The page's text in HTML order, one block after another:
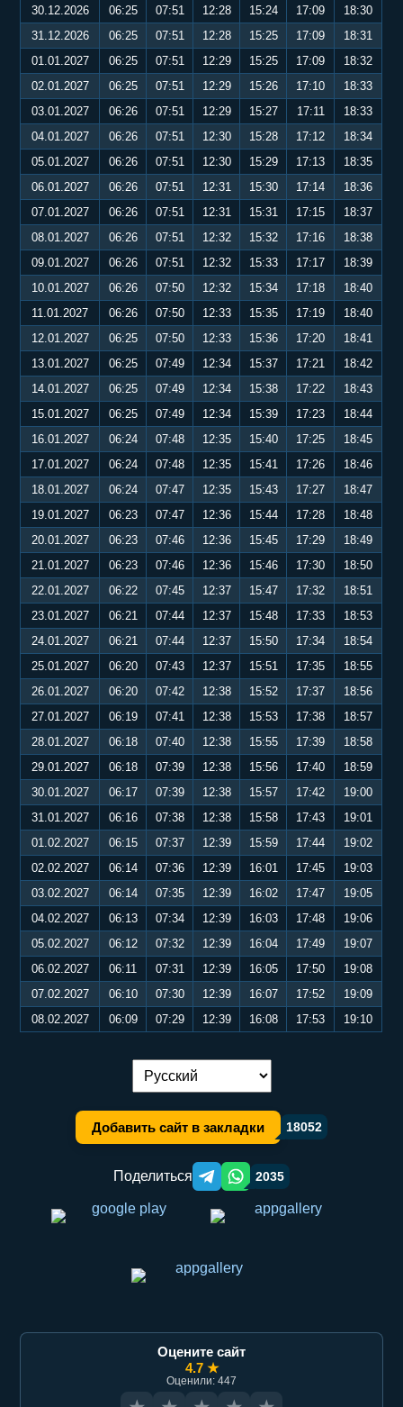
30.12.2026
06:25 07:51 12:28 15:24 17:09
18:30
31.12.2026
06:25 07:51 12:28 15:25 17:09
18:31
01.01.2027
06:25 07:51 12:29 15:25 17:09
18:32
02.01.2027
06:25 07:51 12:29 15:26 17:10
18:33
03.01.2027
06:26 07:51 12:29 15:27 17:11
18:33
04.01.2027
06:26 07:51 12:30 15:28 17:12
18:34
05.01.2027
06:26 07:51 12:30 15:29 17:13
18:35
06.01.2027
06:26 07:51 12:31 15:30 17:14
18:36
07.01.2027
06:26 07:51 12:31 15:31 17:15
18:37
08.01.2027
06:26 07:51 12:32 15:32 17:16
18:38
09.01.2027
06:26 07:51 12:32 15:33 17:17
18:39
10.01.2027
06:26 07:50 12:32 15:34 17:18
18:40
11.01.2027
06:26 07:50 12:33 15:35 17:19
18:40
12.01.2027
06:25 07:50 12:33 15:36 17:20
18:41
13.01.2027
06:25 07:49 12:34 15:37 17:21
18:42
14.01.2027
06:25 07:49 12:34 15:38 17:22
18:43
15.01.2027
06:25 07:49 12:34 15:39 17:23
18:44
16.01.2027
06:24 07:48 12:35 15:40 17:25
18:45
17.01.2027
06:24 07:48 12:35 15:41 17:26
18:46
18.01.2027
06:24 07:47 12:35 15:43 17:27
18:47
19.01.2027
06:23 07:47 12:36 15:44 17:28
18:48
20.01.2027
06:23 07:46 12:36 15:45 17:29
18:49
21.01.2027
06:23 07:46 12:36 15:46 17:30
18:50
22.01.2027
06:22 07:45 12:37 15:47 17:32
18:51
23.01.2027
06:21 07:44 12:37 15:48 17:33
18:53
24.01.2027
06:21 07:44 12:37 15:50 17:34
18:54
25.01.2027
06:20 07:43 12:37 15:51 17:35
18:55
26.01.2027
06:20 07:42 12:38 15:52 17:37
18:56
27.01.2027
06:19 07:41 12:38 15:53 17:38
18:57
28.01.2027
06:18 07:40 12:38 15:55 17:39
18:58
29.01.2027
06:18 07:39 12:38 15:56 17:40
18:59
30.01.2027
06:17 07:39 12:38 15:57 17:42
19:00
31.01.2027
06:16 07:38 12:38 15:58 17:43
19:01
01.02.2027
06:15 07:37 12:39 15:59 17:44
19:02
02.02.2027
06:14 07:36 12:39 16:01 17:45
19:03
03.02.2027
06:14 07:35 12:39 16:02 17:47
19:05
04.02.2027
06:13 07:34 12:39 16:03 17:48
19:06
05.02.2027
06:12 07:32 12:39 16:04 17:49
19:07
06.02.2027
06:11 07:31 12:39 16:05 17:50
19:08
07.02.2027
06:10 07:30 12:39 16:07 17:52
19:09
08.02.2027
06:09 07:29 12:39 16:08 17:53 19:10
Переключение языка:
Добавить сайт в закладки 18052
Поделиться Telegram orqali ulashish
WhatsApp orqali ulashish
2035
Оцените сайт
4.7 ★
Оценили: 447